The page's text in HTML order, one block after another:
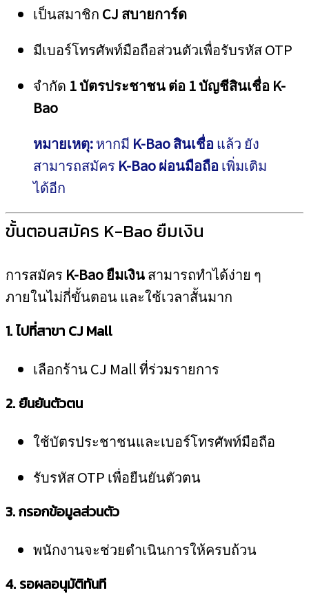
เป็นสมาชิก CJ สบายการ์ด
มีเบอร์โทรศัพท์มือถือส่วนตัวเพื่อรับรหัส OTP
จำกัด 1 บัตรประชาชน ต่อ 1 บัญชีสินเชื่อ K-
Bao
หมายเหตุ:หากมี K-Bao สินเชื่อ แล้ว ยัง
สามารถสมัคร K-Bao ผ่อนมือถือ เพิ่มเติม
ได้อีก
ขั้นตอนสมัคร K-Bao ยืมเงิน
การสมัคร K-Bao ยืมเงินสามารถทำได้ง่าย ๆ
ภายในไม่กี่ขั้นตอน และใช้เวลาสั้นมาก
1. ไปที่สาขา CJ Mall
เลือกร้าน CJ Mall ที่ร่วมรายการ
2. ยืนยันตัวตน
ใช้บัตรประชาชนและเบอร์โทรศัพท์มือถือ
รับรหัส OTP เพื่อยืนยันตัวตน
3. กรอกข้อมูลส่วนตัว
พนักงานจะช่วยดำเนินการให้ครบถ้วน
4. รอผลอนุมัติทันที